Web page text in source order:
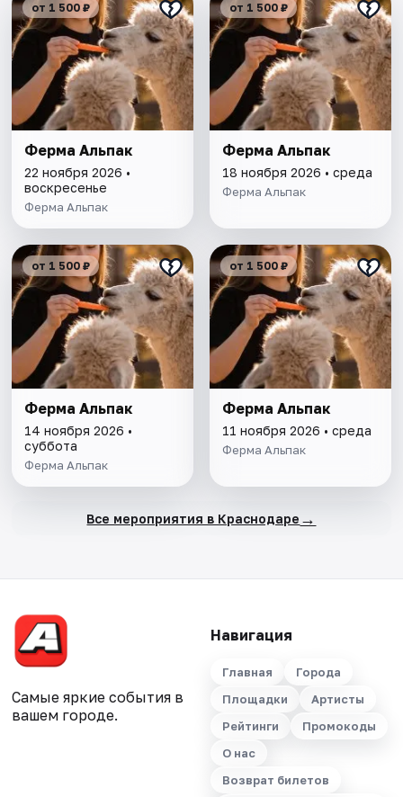
от 1 500 ₽
Ферма Альпак
22 ноября 2026 •
воскресенье
Ферма Альпак
от 1 500 ₽
Ферма Альпак
18 ноября 2026 • среда
Ферма Альпак
от 1 500 ₽
Ферма Альпак
14 ноября 2026 •
суббота
Ферма Альпак
от 1 500 ₽
Ферма Альпак
11 ноября 2026 • среда
Ферма Альпак
Все мероприятия в Краснодаре →
Самые яркие события в
вашем городе.
Навигация
Главная
Города
Площадки
Артисты
Рейтинги
Промокоды
О нас
Возврат билетов